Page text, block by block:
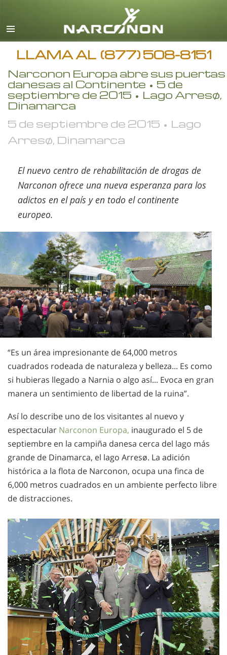
Español
Inglés
Todas las Regiones/Idiomas
LLAMA AL (877) 508-8151
Narconon Europa abre sus puertas
danesas al Continente • 5 de
septiembre de 2015 • Lago Arresø,
Dinamarca
5 de septiembre de 2015 • Lago
Arresø, Dinamarca
El nuevo centro de rehabilitación de drogas de
Narconon ofrece una nueva esperanza para los
adictos en el país y en todo el continente
europeo.
“Es un área impresionante de 64,000 metros
cuadrados rodeada de naturaleza y belleza... Es como
si hubieras llegado a Narnia o algo así... Evoca en gran
manera un sentimiento de libertad de la ruina”.
Así lo describe uno de los visitantes al nuevo y
espectacular Narconon Europa, inaugurado el 5 de
septiembre en la campiña danesa cerca del lago más
grande de Dinamarca, el lago Arresø. La adición
histórica a la flota de Narconon, ocupa una finca de
6,000 metros cuadrados en un ambiente perfecto libre
de distracciones.